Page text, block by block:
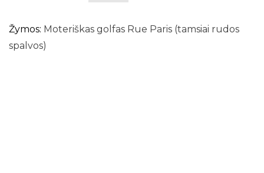
Žymos: Moteriškas golfas Rue Paris (tamsiai rudos
spalvos)